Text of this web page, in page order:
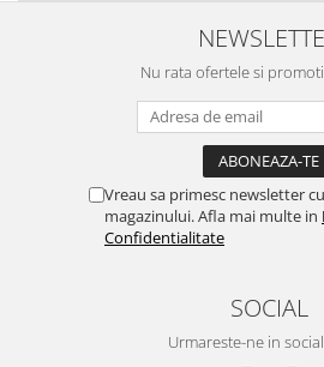
Nu rata ofertele si
Vreau sa primesc newsletter
magazinului. Afla mai multe in
Confidentialitate
SOCIAL
Urmareste-ne in